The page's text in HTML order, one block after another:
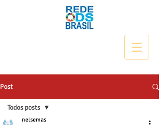
Post
Todos posts
nelsemas